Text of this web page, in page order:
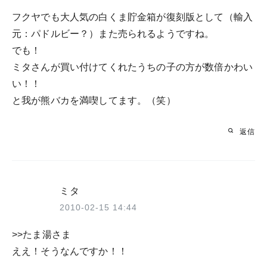
ン
フクヤでも大人気の白くま貯金箱が復刻版として（輸入
元：パドルビー？）また売られるようですね。
でも！
ミタさんが買い付けてくれたうちの子の方が数倍かわい
い！！
と我が熊バカを満喫してます。（笑）
返信
ミタ
2010-02-15 14:44
>>たま湯さま
ええ！そうなんですか！！